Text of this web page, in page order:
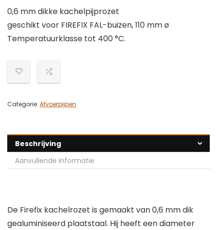
0,6 mm dikke kachelpijprozet
geschikt voor FIREFIX FAL-buizen, 110 mm ø
Temperatuurklasse tot 400 °C.
Categorie: Afvoerpijpen
Beschrijving
Aanvullende informatie
De Firefix kachelrozet is gemaakt van 0,6 mm dik
gealuminiseerd plaatstaal. Hij heeft een diameter